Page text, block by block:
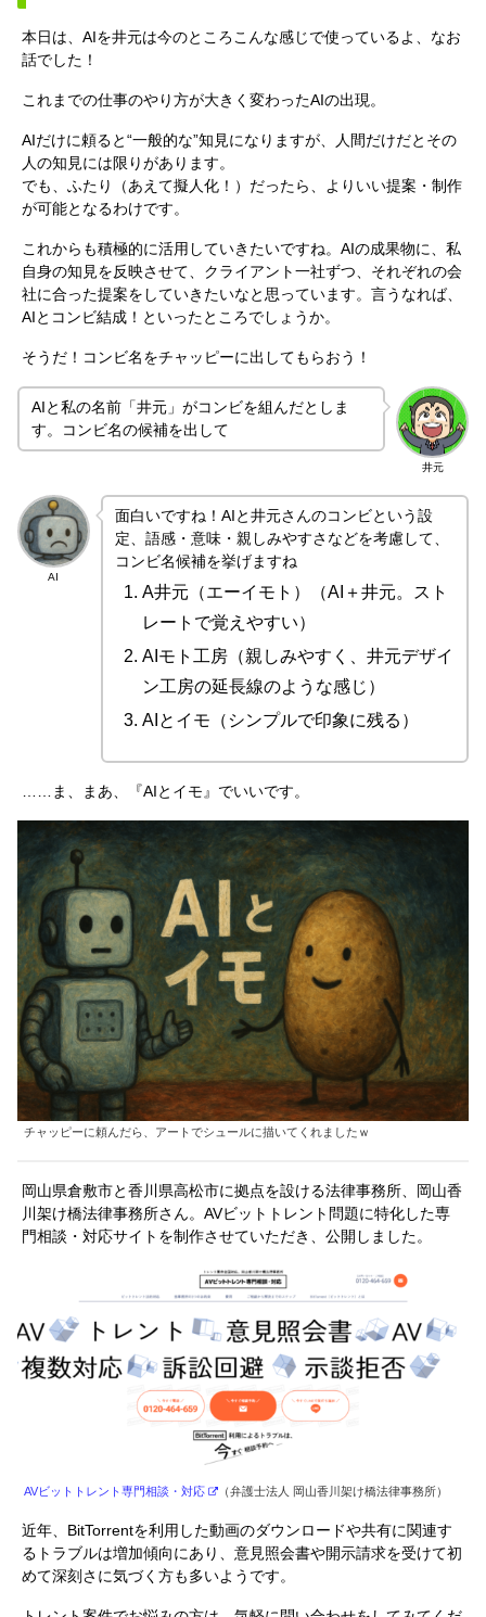
本日は、AIを井元は今のところこんな感じで使っているよ、なお
話でした！
これまでの仕事のやり方が大きく変わったAIの出現。
AIだけに頼ると“一般的な”知見になりますが、人間だけだとその
人の知見には限りがあります。
でも、ふたり（あえて擬人化！）だったら、よりいい提案・制作
が可能となるわけです。
これからも積極的に活用していきたいですね。AIの成果物に、私
自身の知見を反映させて、クライアント一社ずつ、それぞれの会
社に合った提案をしていきたいなと思っています。言うなれば、
AIとコンビ結成！といったところでしょうか。
そうだ！コンビ名をチャッピーに出してもらおう！
井元
AIと私の名前「井元」がコンビを組んだとしま
す。コンビ名の候補を出して
AI
面白いですね！AIと井元さんのコンビという設
定、語感・意味・親しみやすさなどを考慮して、
コンビ名候補を挙げますね
A井元（エーイモト）（AI＋井元。スト
レートで覚えやすい）
AIモト工房（親しみやすく、井元デザイ
ン工房の延長線のような感じ）
AIとイモ（シンプルで印象に残る）
……ま、まあ、『AIとイモ』でいいです。
チャッピーに頼んだら、アートでシュールに描いてくれましたｗ
岡山県倉敷市と香川県高松市に拠点を設ける法律事務所、岡山香
川架け橋法律事務所さん。AVビットトレント問題に特化した専
門相談・対応サイトを制作させていただき、公開しました。
AVビットトレント専門相談・対応 （弁護士法人 岡山香川架け橋法律事務所）
近年、BitTorrentを利用した動画のダウンロードや共有に関連す
るトラブルは増加傾向にあり、意見照会書や開示請求を受けて初
めて深刻さに気づく方も多いようです。